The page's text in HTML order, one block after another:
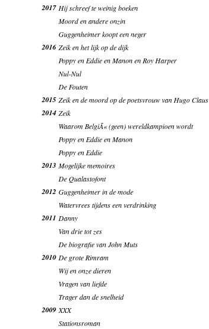
2017 Hij schreef te weinig boeken
Moord en andere onzin
Guggenheimer koopt een neger
2016 Zeik en het lijk op de dijk
Poppy en Eddie en Manon en Roy Harper
Nul-Nul
De Fouten
2015 Zeik en de moord op de poetsvrouw van Hugo Claus
2014 Zeik
Waarom BelgiÃ« (geen) wereldkampioen wordt
Poppy en Eddie en Manon
Poppy en Eddie
2013 Mogelijke memoires
De Qualastofont
2012 Guggenheimer in de mode
Watervrees tijdens een verdrinking
2011 Danny
Van drie tot zes
De biografie van John Muts
2010 De grote Rimram
Wij en onze dieren
Vragen van liefde
Trager dan de snelheid
2009 XXX
Stationsroman